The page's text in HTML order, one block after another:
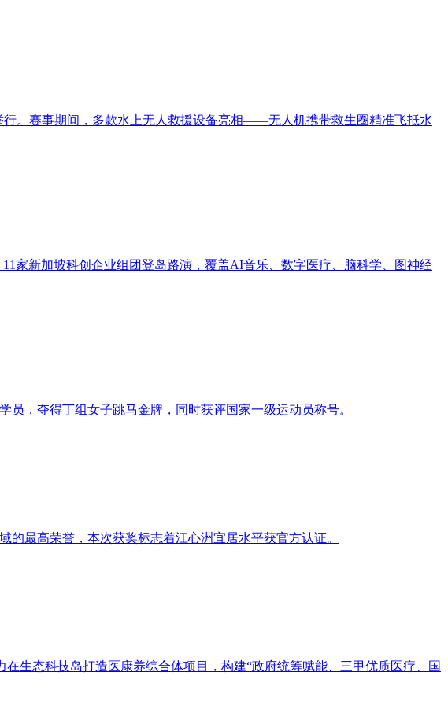
。赛事期间，多款水上无人救援设备亮相——无人机携带救生圈精准飞抵水
家新加坡科创企业组团登岛路演，覆盖AI音乐、数字医疗、脑科学、图神经
，夺得丁组女子跳马金牌，同时获评国家一级运动员称号。
最高荣誉，本次获奖标志着江心洲宜居水平获官方认证。
生态科技岛打造医康养综合体项目，构建“政府统筹赋能、三甲优质医疗、国